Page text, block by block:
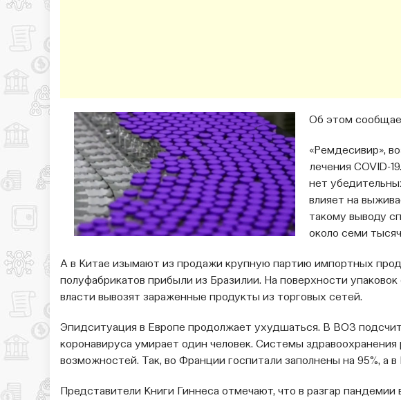
Об этом
«Ремдесивир»,
лечения COVID-
нет
влияет на
такому выводу
около семи
А в Китае изымают из продажи крупную партию импортных
полуфабрикатов прибыли из Бразилии. На поверхности
власти вывозят зараженные продукты из торговых сетей.
Эпидситуация в Европе продолжает ухудшаться. В ВОЗ
коронавируса умирает один человек. Системы
возможностей. Так, во Франции госпитали заполнены на 95%, а
Представители Книги Гиннеса отмечают, что в разгар пандемии